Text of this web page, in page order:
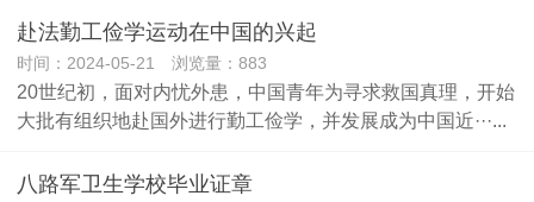
赴法勤工俭学运动在中国的兴起
时间：2024-05-21 浏览量：883
20世纪初，面对内忧外患，中国青年为寻求救国真理，开始
大批有组织地赴国外进行勤工俭学，并发展成为中国近···...
八路军卫生学校毕业证章